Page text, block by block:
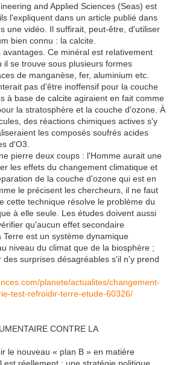
and Applied Sciences (Seas) est
l'expliquent dans un article publié dans
une vidéo. Il suffirait, peut-être, d'utiliser
bien connu : la calcite.
Ce minéral est relativement
il se trouve sous plusieurs formes
de manganèse, fer, aluminium etc.
pas d'être inoffensif pour la couche
à base de calcite agiraient en fait comme
la stratosphère et la couche d'ozone. À
des réactions chimiques actives s'y
les composés soufrés acides
d'O3.
pierre deux coups : l'Homme aurait une
les effets du changement climatique et
de la couche d'ozone qui est en
le précisent les chercheurs, il ne faut
cette technique résolve le problème du
à elle seule. Les études doivent aussi
qu'aucun effet secondaire
est un système dynamique
niveau du climat que de la biosphère ;
des surprises désagréables s'il n'y prend
planete/actualites/changement-
test-refroidir-terre-etude-60326/
CONTRE LA
le nouveau « plan B » en matière